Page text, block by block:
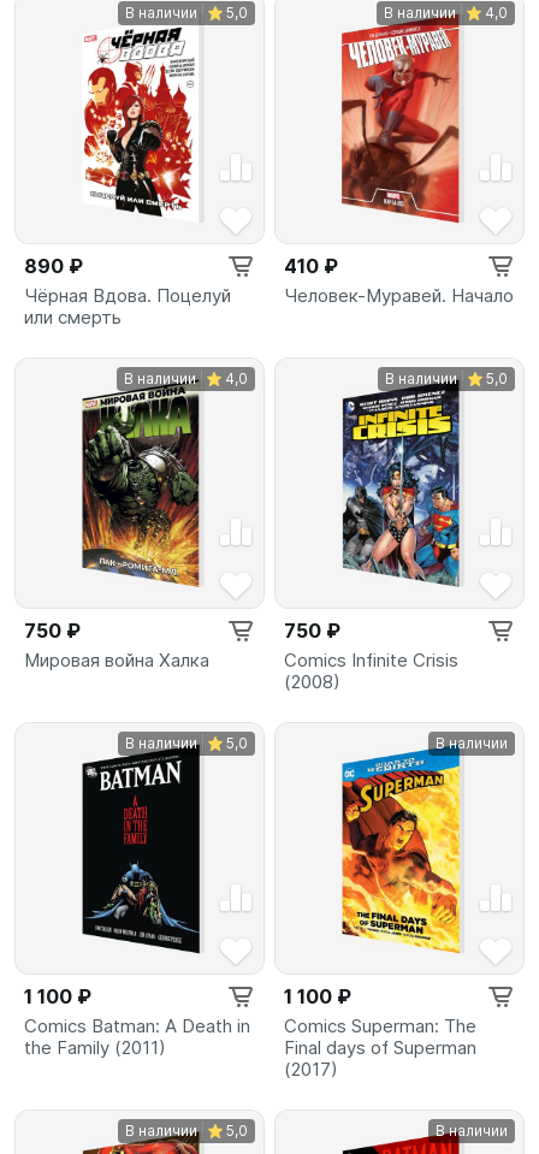
В наличии 5,0
890 ₽
Чёрная Вдова. Поцелуй
или смерть
В наличии 4,0
410 ₽
Человек-Муравей. Начало
В наличии 4,0
750 ₽
Мировая война Халка
В наличии 5,0
750 ₽
Comics Infinite Crisis
(2008)
В наличии 5,0
1 100 ₽
Comics Batman: A Death in
the Family (2011)
В наличии
1 100 ₽
Comics Superman: The
Final days of Superman
(2017)
В наличии 5,0 В наличии